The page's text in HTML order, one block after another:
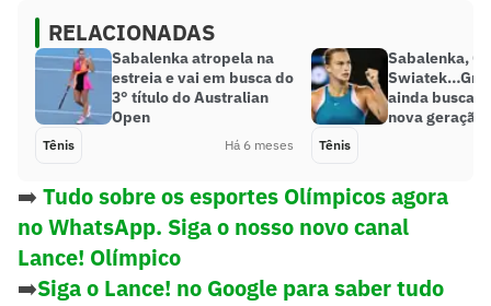
RELACIONADAS
Sabalenka atropela na
estreia e vai em busca do
3° título do Australian
Open
Tênis Há 6 meses
Sabalenka,
ainda
nova geração
Tênis
➡️ Tudo sobre os esportes Olímpicos agora
no WhatsApp. Siga o nosso novo canal
Lance! Olímpico
➡️Siga o Lance! no Google para saber tudo